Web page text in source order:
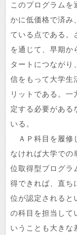
このプログラムを
かに低価格で済み
ている点である。
を通じて、早期か
タートにつながり
信をもって大学生
リットである。一
定する必要がある
いる。
ＡＰ科目を履修
なければ大学での
位取得型プログラ
得できれば、直ち
位が認定されると
の科目を担当して
いうことも大きな